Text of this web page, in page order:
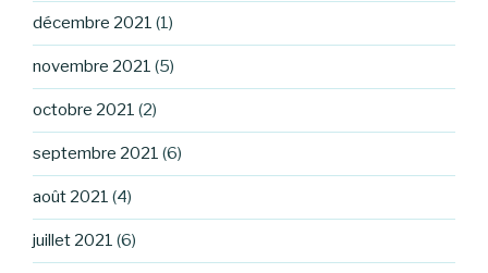
décembre 2021 (1)
novembre 2021 (5)
octobre 2021 (2)
septembre 2021 (6)
août 2021 (4)
juillet 2021 (6)